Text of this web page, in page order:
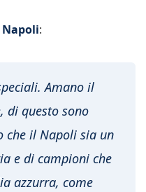
Napoli:
Amano il
di questo sono
che il Napoli sia un
e di campioni che
azzurra, come